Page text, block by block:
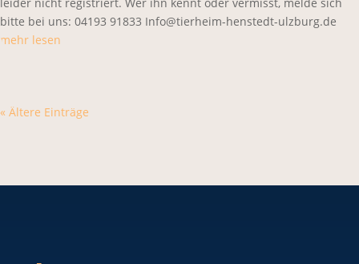
bitte bei uns: 04193 91833 Info@tierheim-henstedt-ulzburg.de
mehr lesen
« Ältere Einträge